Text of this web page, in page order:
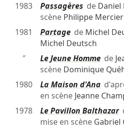
1983
Passagères de Daniel
scène Philippe Mercier
1981
Partagede Michel
Michel Deutsch
″
Le Jeune Hommede
scène Dominique
1980
La Maison d'Ana
en scène Jeanne
1978
Le Pavillon Balthazar
mise en scène Gabriel